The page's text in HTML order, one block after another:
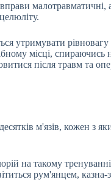
утримувати
місці, спираючись
після травм та
м'язів, кожен з
на такому тренуванні
рум'янцем, казна-